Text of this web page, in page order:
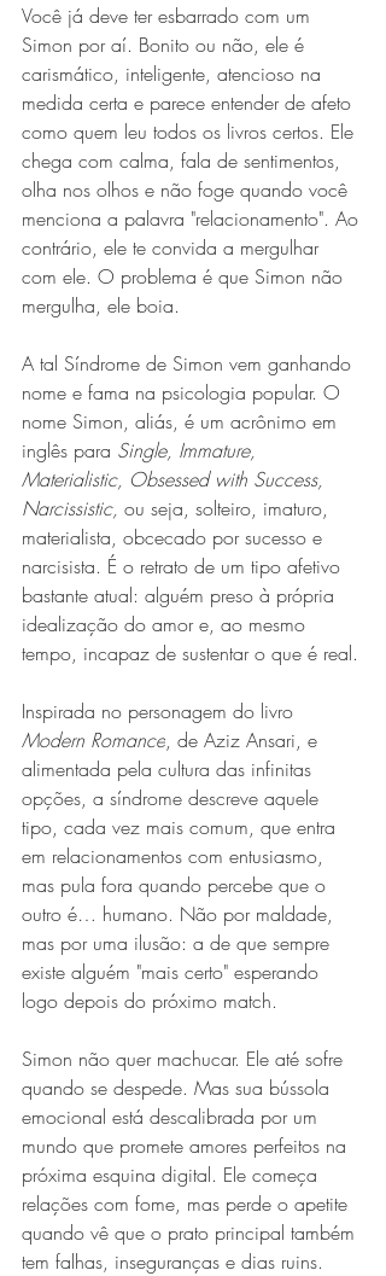
Você já deve ter esbarrado com um
Simon por aí. Bonito ou não, ele é
carismático, inteligente, atencioso na
medida certa e parece entender de afeto
como quem leu todos os livros certos. Ele
chega com calma, fala de sentimentos,
olha nos olhos e não foge quando você
menciona a palavra "relacionamento". Ao
contrário, ele te convida a mergulhar
com ele. O problema é que Simon não
mergulha, ele boia.
A tal Síndrome de Simon vem ganhando
nome e fama na psicologia popular. O
nome Simon, aliás, é um acrônimo em
inglês para Single, Immature,
Materialistic, Obsessed with Success,
Narcissistic, ou seja, solteiro, imaturo,
materialista, obcecado por sucesso e
narcisista. É o retrato de um tipo afetivo
bastante atual: alguém preso à própria
idealização do amor e, ao mesmo
tempo, incapaz de sustentar o que é real.
Inspirada no personagem do livro
Modern Romance, de Aziz Ansari, e
alimentada pela cultura das infinitas
opções, a síndrome descreve aquele
tipo, cada vez mais comum, que entra
em relacionamentos com entusiasmo,
mas pula fora quando percebe que o
outro é… humano. Não por maldade,
mas por uma ilusão: a de que sempre
existe alguém "mais certo" esperando
logo depois do próximo match.
Simon não quer machucar. Ele até sofre
quando se despede. Mas sua bússola
emocional está descalibrada por um
mundo que promete amores perfeitos na
próxima esquina digital. Ele começa
relações com fome, mas perde o apetite
quando vê que o prato principal também
tem falhas, inseguranças e dias ruins.